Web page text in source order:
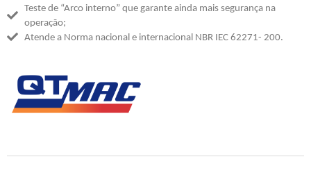
Teste de “Arco interno” que garante ainda mais segurança na
operação;
Atende a Norma nacional e internacional NBR IEC 62271- 200.